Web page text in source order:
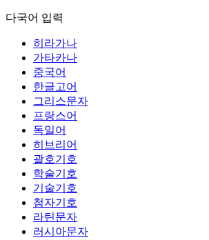
다국어 입력
히라가나
가타카나
중국어
한글고어
그리스문자
프랑스어
독일어
히브리어
괄호기호
학술기호
기술기호
첨자기호
라틴문자
러시아문자